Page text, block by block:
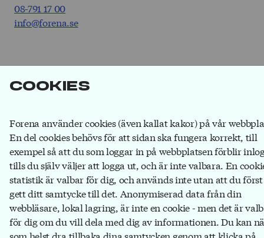
Cookies
Forena använder cookies (även kallat kakor) på vår
En del cookies behövs för att sidan ska fungera korrekt, till
exempel så att du som loggar in på webbplatsen förblir
tills du själv väljer att logga ut, och är inte valbara. En
statistik är valbar för dig, och används inte utan att du
gett ditt samtycke till det. Anonymiserad data från din
webbläsare, lokal lagring, är inte en cookie - men det är
för dig om du vill dela med dig av informationen. Du kan
08-791 17 00
info@forena.se
Personuppgifter och cookies